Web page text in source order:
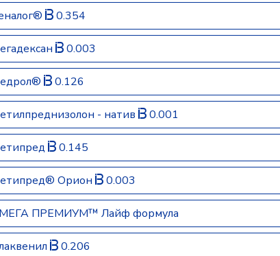
0.354
0.003
0.126
- нaтив 0.001
0.145
Орион 0.003
ПРЕМИУМ™ Лайф формула
0.206